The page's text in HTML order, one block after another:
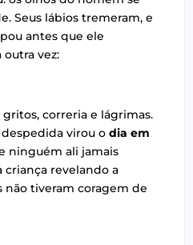
Seus lábios tremeram, e
antes que ele
outra vez:
correria e lágrimas.
virou o dia em
ninguém ali jamais
criança revelando a
não tiveram coragem de